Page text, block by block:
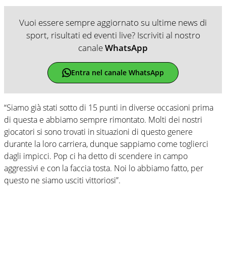
Vuoi essere sempre aggiornato su ultime news di
sport, risultati ed eventi live? Iscriviti al nostro
canaleWhatsApp
Entra nel canale WhatsApp
“Siamo già stati sotto di 15 punti in diverse occasioni prima
di questa e abbiamo sempre rimontato. Molti dei nostri
giocatori si sono trovati in situazioni di questo genere
durante la loro carriera, dunque sappiamo come toglierci
dagli impicci. Pop ci ha detto di scendere in campo
aggressivi e con la faccia tosta. Noi lo abbiamo fatto, per
questo ne siamo usciti vittoriosi”.